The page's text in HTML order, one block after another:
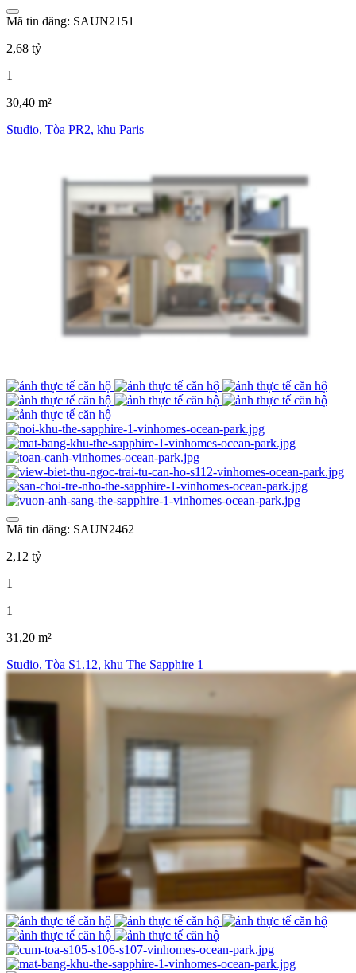
Mã tin đăng: SAUN2151
2,68 tỷ
1
30,40 m²
Studio, Tòa PR2, khu Paris
Mã tin đăng: SAUN2462
2,12 tỷ
1
1
31,20 m²
Studio, Tòa S1.12, khu The Sapphire 1